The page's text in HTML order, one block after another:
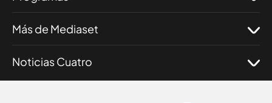
Más de Mediaset
Noticias Cuatro